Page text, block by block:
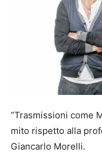
“Trasmissioni come
mito rispetto alla
Giancarlo Morelli.